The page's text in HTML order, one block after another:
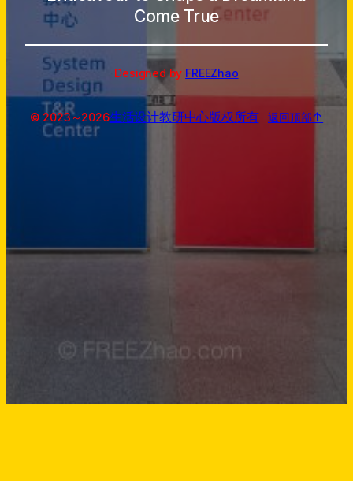
Come True
Designed by FREEZhao
© 2023～2026生活设计教研中心版权所有 返回顶部↑